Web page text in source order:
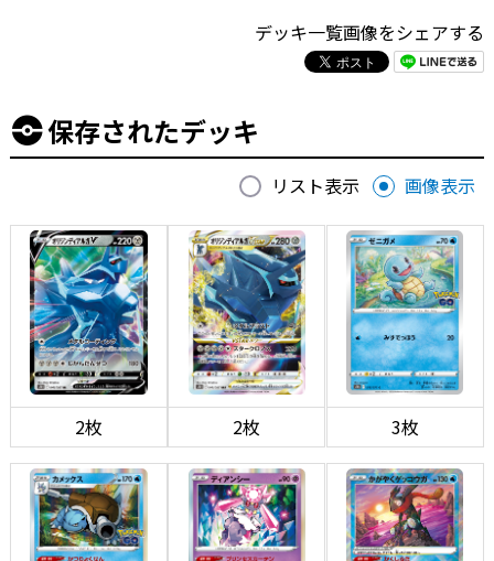
デッキ一覧画像をシェアする
保存されたデッキ
リスト表示 画像表示
2枚 2枚 3枚